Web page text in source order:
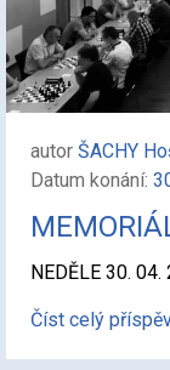
autor ŠACHY
Datum konání:
NEDĚLE 30. 04.
Číst celý